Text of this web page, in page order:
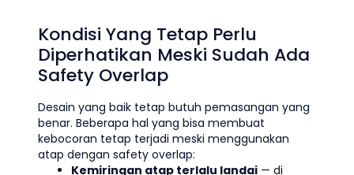
Kondisi Yang Tetap Perlu
Diperhatikan Meski Sudah Ada
Safety Overlap
Desain yang baik tetap butuh pemasangan yang
benar. Beberapa hal yang bisa membuat
kebocoran tetap terjadi meski menggunakan
atap dengan safety overlap:
Kemiringan atap terlalu landai — di